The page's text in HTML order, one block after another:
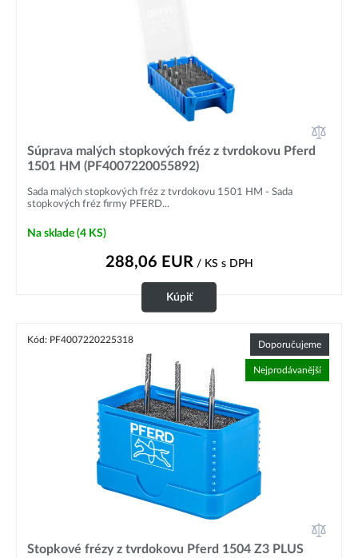
Súprava malých stopkových fréz z tvrdokovu Pferd
1501 HM (PF4007220055892)
Sada malých stopkových fréz z tvrdokovu 1501 HM - Sada
stopkových fréz firmy PFERD...
Na sklade (4 KS)
288,06 EUR / KS s DPH
Kúpiť
Kód: PF4007220225318 Doporučujeme
Nejprodávanější
Stopkové frézy z tvrdokovu Pferd 1504 Z3 PLUS